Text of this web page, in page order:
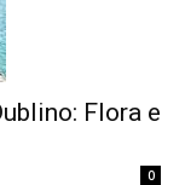
Flora e
0